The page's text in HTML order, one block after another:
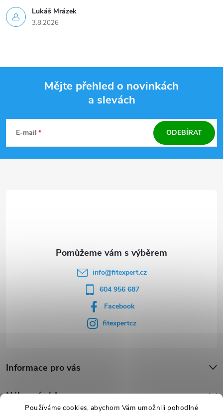
Používáme cookies, abychom Vám umožnili pohodlné
Lukáš Mrázek
3.8.2026
p
Mějte přehled o novinkách
a slevách
E-mail ODEBÍRAT
info@fitexpert.cz
604 956 687
Facebook
fitexpertcz
Informace pro vás
Nákupní rádce